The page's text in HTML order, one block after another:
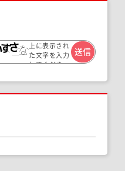
上に表示され
た文字を入力
してくださ